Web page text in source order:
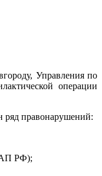
Управления по
операции
ряд правонарушений:
РФ);